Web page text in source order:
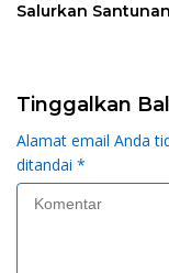
Salurkan
Tinggalkan
Alamat email Anda
ditandai *